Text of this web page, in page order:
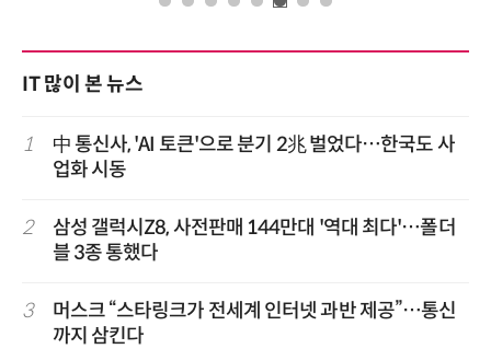
IT 많이 본 뉴스
1
中 통신사, 'AI 토큰'으로 분기 2兆 벌었다…한국도 사
업화 시동
2
삼성 갤럭시Z8, 사전판매 144만대 '역대 최다'…폴더
블 3종 통했다
3
머스크 “스타링크가 전세계 인터넷 과반 제공”…통신
까지 삼킨다